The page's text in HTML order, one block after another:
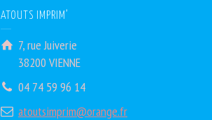
ATOUTS IMPRIM’
7, rue Juiverie
38200 VIENNE
04 74 59 96 14
atoutsimprim@orange.fr